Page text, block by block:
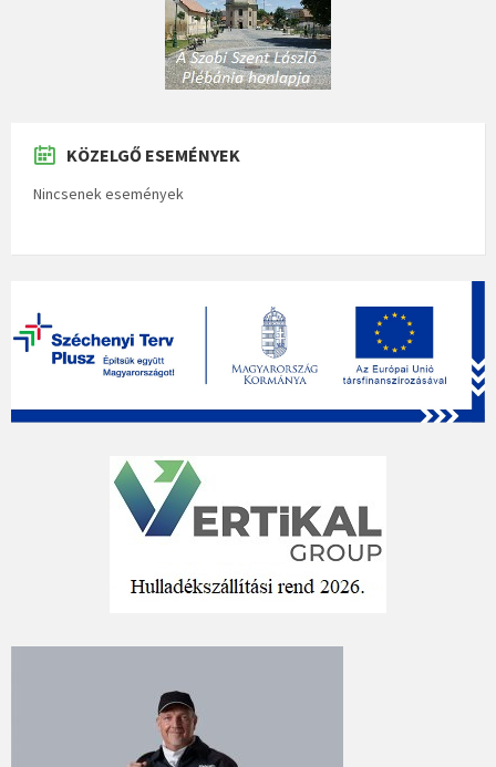
KÖZELGŐ ESEMÉNYEK
Nincsenek események